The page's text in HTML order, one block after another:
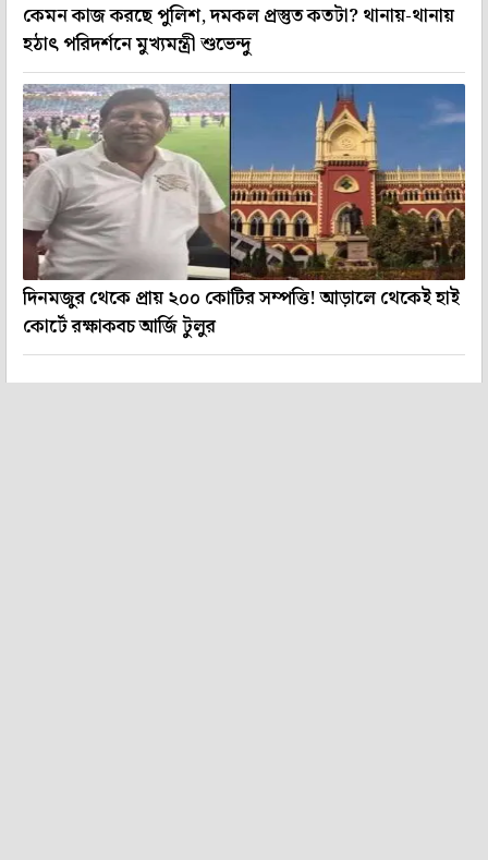
কেমন কাজ করছে পুলিশ, দমকল প্রস্তুত কতটা? থানায়-থানায়
হঠাৎ পরিদর্শনে মুখ্যমন্ত্রী শুভেন্দু
দিনমজুর থেকে প্রায় ২০০ কোটির সম্পত্তি! আড়ালে থেকেই হাই
কোর্টে রক্ষাকবচ আর্জি টুলুর